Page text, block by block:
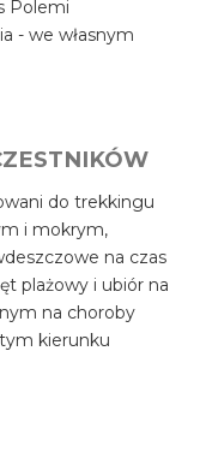
Polemi
- we własnym
do trekkingu
i mokrym,
na czas
plażowy i ubiór na
na choroby
kierunku